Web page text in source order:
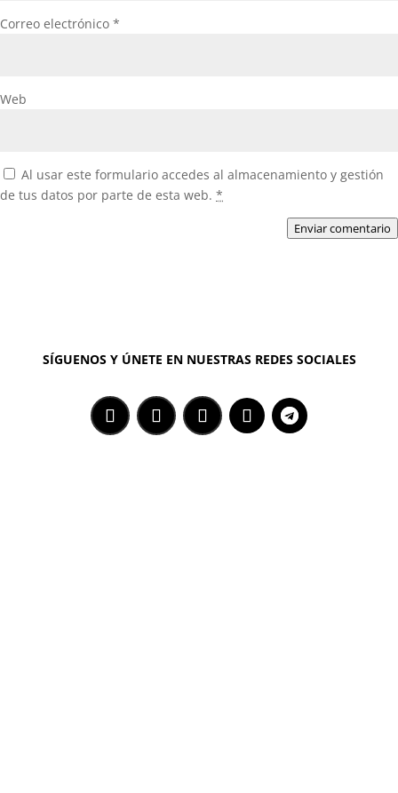
Correo electrónico *
Web
Al usar este formulario accedes al almacenamiento y gestión
de tus datos por parte de esta web. *
Enviar comentario
SÍGUENOS Y ÚNETE EN NUESTRAS REDES SOCIALES